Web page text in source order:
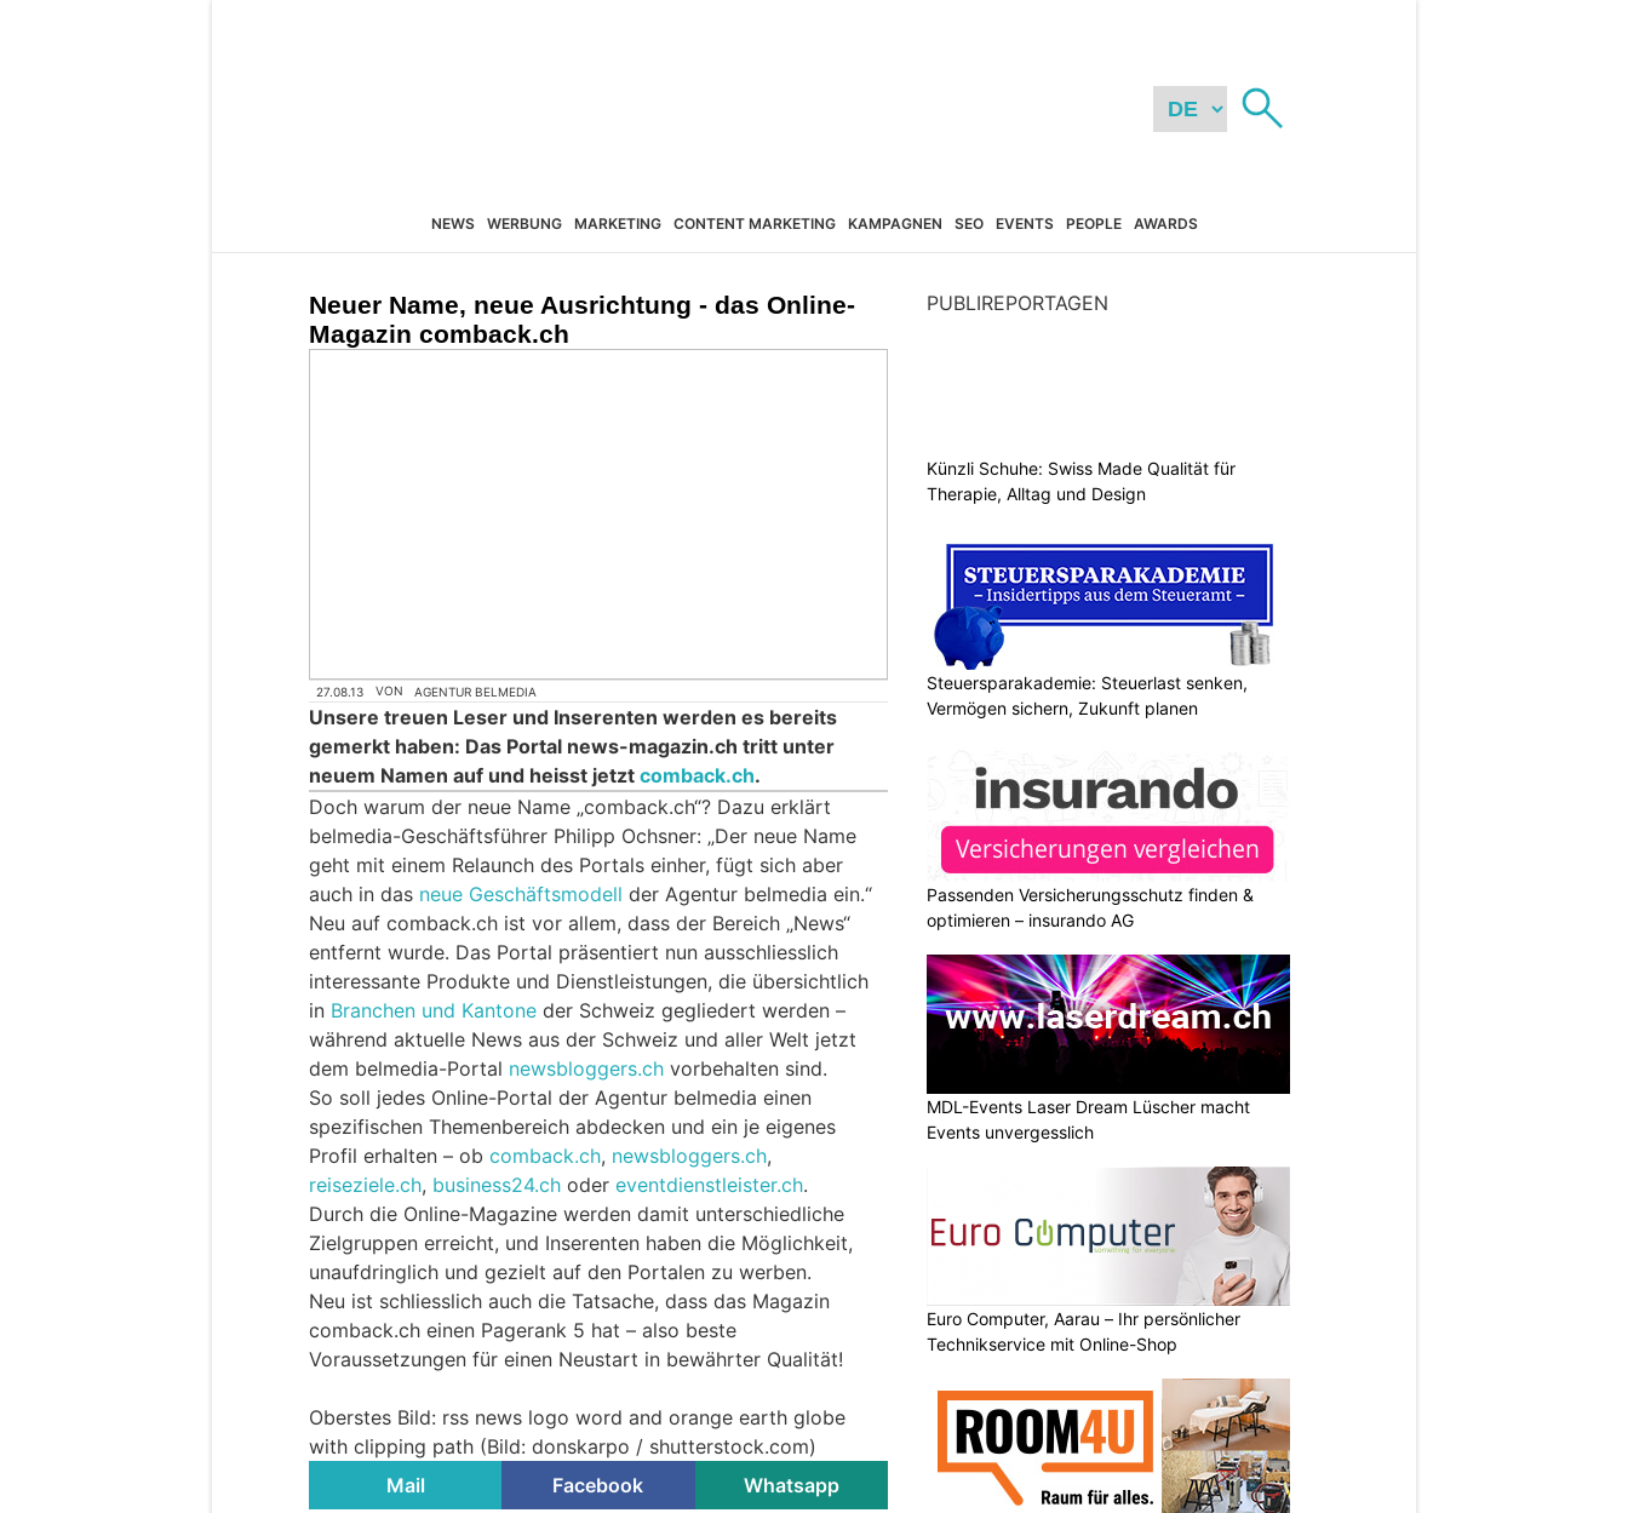
NEWS WERBUNG MARKETING CONTENT MARKETING KAMPAGNEN SEO EVENTS PEOPLE AWARDS
Neuer Name, neue Ausrichtung - das Online-
Magazin comback.ch
27.08.13 VON AGENTUR BELMEDIA
Unsere treuen Leser und Inserenten werden es bereits
gemerkt haben: Das Portal news-magazin.ch tritt unter
neuem Namen auf und heisst jetzt comback.ch.
Doch warum der neue Name „comback.ch“? Dazu erklärt
belmedia-Geschäftsführer Philipp Ochsner: „Der neue Name
geht mit einem Relaunch des Portals einher, fügt sich aber
auch in das neue Geschäftsmodell der Agentur belmedia ein.“
Neu auf comback.ch ist vor allem, dass der Bereich „News“
entfernt wurde. Das Portal präsentiert nun ausschliesslich
interessante Produkte und Dienstleistungen, die übersichtlich
in Branchen und Kantone der Schweiz gegliedert werden –
während aktuelle News aus der Schweiz und aller Welt jetzt
dem belmedia-Portal newsbloggers.ch vorbehalten sind.
So soll jedes Online-Portal der Agentur belmedia einen
spezifischen Themenbereich abdecken und ein je eigenes
Profil erhalten – ob comback.ch, newsbloggers.ch,
reiseziele.ch, business24.ch oder eventdienstleister.ch.
Durch die Online-Magazine werden damit unterschiedliche
Zielgruppen erreicht, und Inserenten haben die Möglichkeit,
unaufdringlich und gezielt auf den Portalen zu werben.
Neu ist schliesslich auch die Tatsache, dass das Magazin
comback.ch einen Pagerank 5 hat – also beste
Voraussetzungen für einen Neustart in bewährter Qualität!
Oberstes Bild: rss news logo word and orange earth globe
with clipping path (Bild: donskarpo / shutterstock.com)
Mail
Facebook Whatsapp
PUBLIREPORTAGEN
Künzli Schuhe: Swiss Made Qualität für
Therapie, Alltag und Design
Steuersparakademie: Steuerlast senken,
Vermögen sichern, Zukunft planen
Passenden Versicherungsschutz finden &
optimieren – insurando AG
MDL-Events Laser Dream Lüscher macht
Events unvergesslich
Euro Computer, Aarau – Ihr persönlicher
Technikservice mit Online-Shop